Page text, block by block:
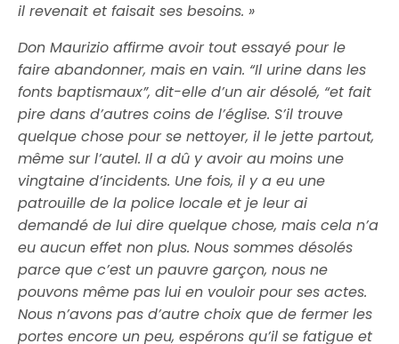
il revenait et faisait ses besoins. »
Don Maurizio affirme avoir tout essayé pour le
faire abandonner, mais en vain. “Il urine dans les
fonts baptismaux”, dit-elle d’un air désolé, “et fait
pire dans d’autres coins de l’église. S’il trouve
quelque chose pour se nettoyer, il le jette partout,
même sur l’autel. Il a dû y avoir au moins une
vingtaine d’incidents. Une fois, il y a eu une
patrouille de la police locale et je leur ai
demandé de lui dire quelque chose, mais cela n’a
eu aucun effet non plus. Nous sommes désolés
parce que c’est un pauvre garçon, nous ne
pouvons même pas lui en vouloir pour ses actes.
Nous n’avons pas d’autre choix que de fermer les
portes encore un peu, espérons qu’il se fatigue et